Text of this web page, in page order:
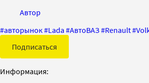
Автор
#авторынок#Lada #АвтоВАЗ#Renault#
Подписаться
Информация: